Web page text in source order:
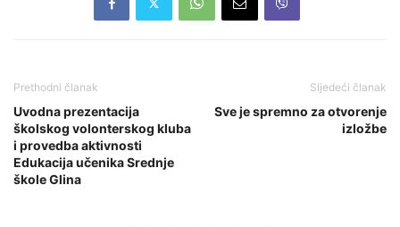
Prethodni članak
Uvodna prezentacija
školskog volonterskog kluba
i provedba aktivnosti
Edukacija učenika Srednje
škole Glina
Sljedeći članak
Sve je spremno za otvorenje
izložbe